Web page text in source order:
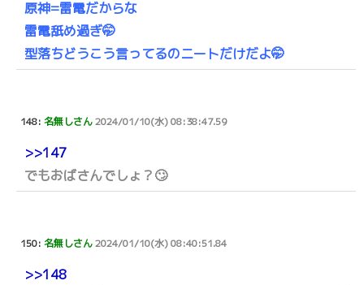
原神=雷電だからな
雷電舐め過ぎ🤭
型落ちどうこう言ってるのニートだけだよ🤭
148: 名無しさん2024/01/10(水) 08:38:47.59
>>147
でもおばさんでしょ？🙄
150: 名無しさん2024/01/10(水) 08:40:51.84
>>148